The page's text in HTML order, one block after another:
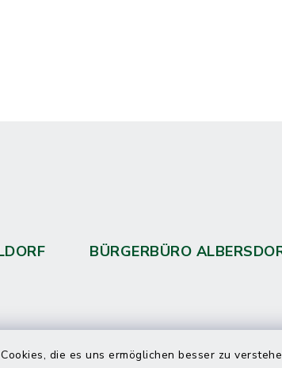
die es uns ermöglichen besser zu
BÜRGERBÜRO
Erreichbarkeit per